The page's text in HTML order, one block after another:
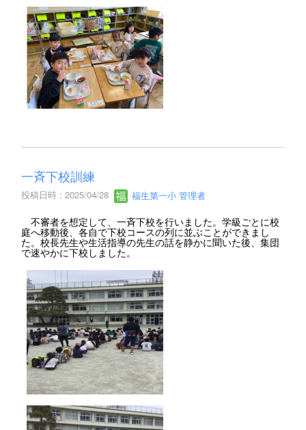
一斉下校訓練
投稿日時 : 2025/04/28 福生第一小 管理者
不審者を想定して、一斉下校を行いました。学級ごとに校
庭へ移動後、各自で下校コースの列に並ぶことができまし
た。校長先生や生活指導の先生の話を静かに聞いた後、集団
で速やかに下校しました。